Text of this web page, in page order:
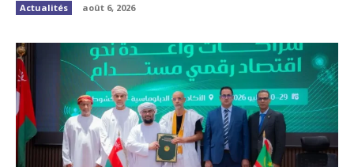
Actualités août 6, 2026